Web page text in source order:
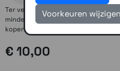
Ter vervanging van je originele
minder goed klemmen, eenvoudig
kopen.
€ 10,00
Voorkeuren wijzigen